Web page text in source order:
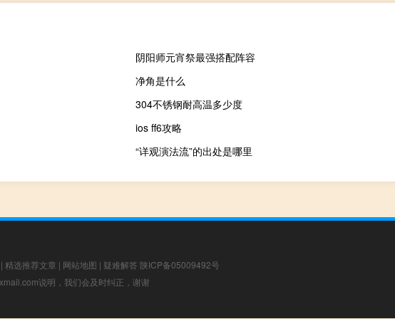
阴阳师元宵祭最强搭配阵容
净角是什么
304不锈钢耐高温多少度
ios ff6攻略
“详观演法流”的出处是哪里
| 精选推荐文章 | 网站地图 | 疑难解答 陕ICP备05009492号
说明，我们会及时纠正，谢谢